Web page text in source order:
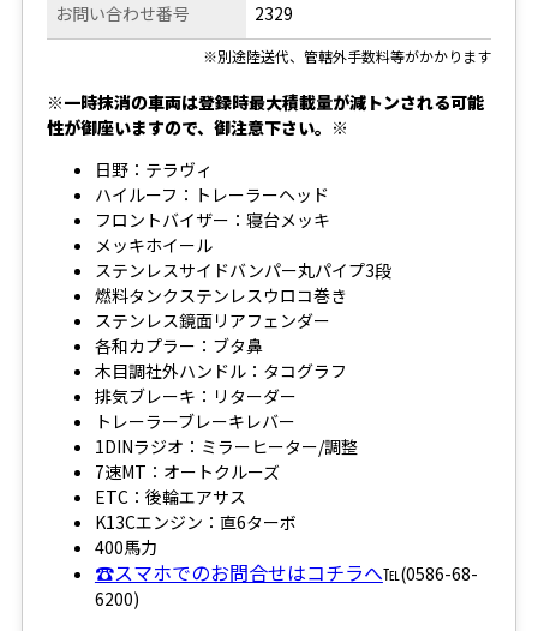
お問い合わせ番号 2329
※別途陸送代、管轄外手数料等がかかります
※一時抹消の車両は登録時最大積載量が減トンされる可能
性が御座いますので、御注意下さい。※
日野：テラヴィ
ハイルーフ：トレーラーヘッド
フロントバイザー：寝台メッキ
メッキホイール
ステンレスサイドバンパー丸パイプ3段
燃料タンクステンレスウロコ巻き
ステンレス鏡面リアフェンダー
各和カプラー：ブタ鼻
木目調社外ハンドル：タコグラフ
排気ブレーキ：リターダー
トレーラーブレーキレバー
1DINラジオ：ミラーヒーター/調整
7速MT：オートクルーズ
ETC：後輪エアサス
K13Cエンジン：直6ターボ
400馬力
☎スマホでのお問合せはコチラへ℡(0586-68-
6200)